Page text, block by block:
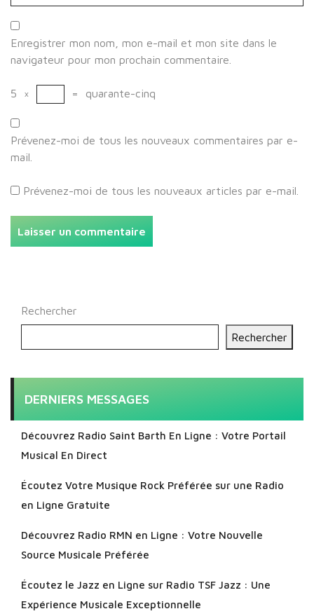
Enregistrer mon nom, mon e-mail et mon site dans le
navigateur pour mon prochain commentaire.
5 × = quarante-cinq
Prévenez-moi de tous les nouveaux commentaires par e-
mail.
Prévenez-moi de tous les nouveaux articles par e-mail.
Rechercher
Rechercher
DERNIERS MESSAGES
Découvrez Radio Saint Barth En Ligne : Votre Portail
Musical En Direct
Écoutez Votre Musique Rock Préférée sur une Radio
en Ligne Gratuite
Découvrez Radio RMN en Ligne : Votre Nouvelle
Source Musicale Préférée
Écoutez le Jazz en Ligne sur Radio TSF Jazz : Une
Expérience Musicale Exceptionnelle